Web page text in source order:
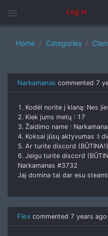
menu Log in
Home Categories
Narkamanas commented 7
1. Kodėl norite į klaną: Nes
2. Kiek jums metų : 17
3. Žaidimo name :
4. Koksai jūsų aktyvumas :I
5. Ar turite discord
6. Jeigu turite discord
Narkamanas #3732
Jaj domina tai dar esu
Flex commented 7 years ago